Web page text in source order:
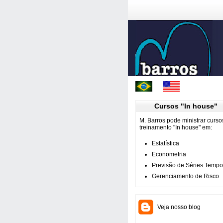
Cursos "In house"
M. Barros pode ministrar
treinamento "In house" em:
Estatística
Econometria
Previsão de Séries
Gerenciamento de Risco
Veja nosso blog